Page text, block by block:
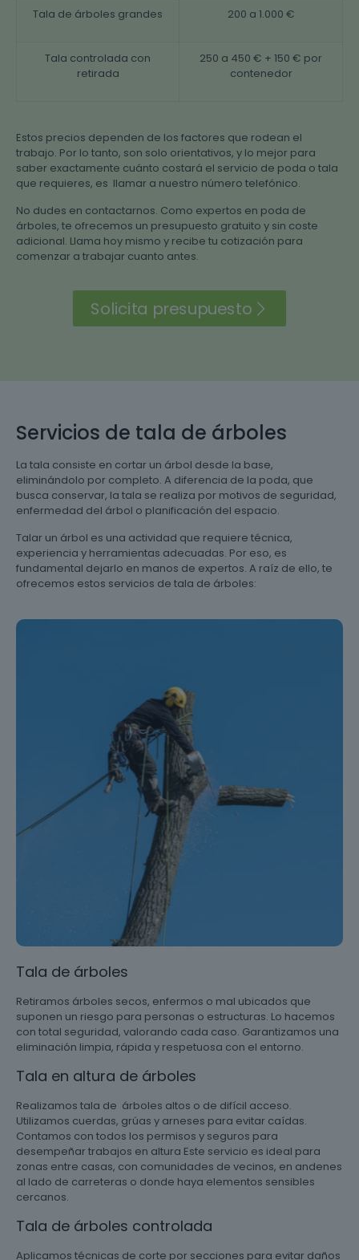
Tala de árboles grandes 200 a 1.000 €
Tala controlada con
retirada
250 a 450 € + 150 € por
contenedor
Estos precios dependen de los factores que rodean el
trabajo. Por lo tanto, son solo orientativos, y lo mejor para
saber exactamente cuánto costará el servicio de poda o tala
que requieres, es llamar a nuestro número telefónico.
No dudes en contactarnos. Como expertos en poda de
árboles, te ofrecemos un presupuesto gratuito y sin coste
adicional. Llama hoy mismo y recibe tu cotización para
comenzar a trabajar cuanto antes.
Solicita presupuesto
Servicios de tala de árboles
La tala consiste en cortar un árbol desde la base,
eliminándolo por completo. A diferencia de la poda, que
busca conservar, la tala se realiza por motivos de seguridad,
enfermedad del árbol o planificación del espacio.
Talar un árbol es una actividad que requiere técnica,
experiencia y herramientas adecuadas. Por eso, es
fundamental dejarlo en manos de expertos. A raíz de ello, te
ofrecemos estos servicios de tala de árboles:
Tala de árboles
Retiramos árboles secos, enfermos o mal ubicados que
suponen un riesgo para personas o estructuras. Lo hacemos
con total seguridad, valorando cada caso. Garantizamos una
eliminación limpia, rápida y respetuosa con el entorno.
Tala en altura de árboles
Realizamos tala de árboles altos o de difícil acceso.
Utilizamos cuerdas, grúas y arneses para evitar caídas.
Contamos con todos los permisos y seguros para
desempeñar trabajos en altura Este servicio es ideal para
zonas entre casas, con comunidades de vecinos, en andenes
al lado de carreteras o donde haya elementos sensibles
cercanos.
Tala de árboles controlada
Aplicamos técnicas de corte por secciones para evitar daños